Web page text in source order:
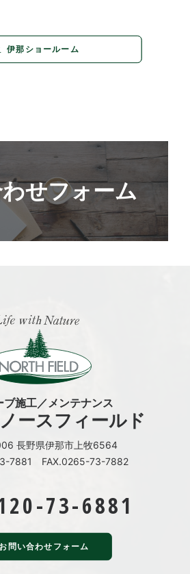
伊那ショールーム
せフォーム
ブ施工／メンテナンス
ースフィールド
長野県伊那市上牧6564
7881 FAX.0265-73-7882
73-6881
お問い合わせフォーム